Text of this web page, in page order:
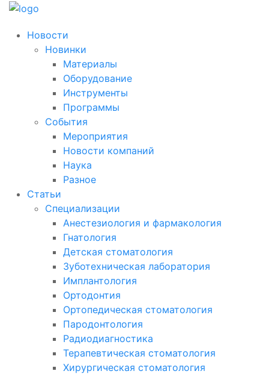
Новости
Новинки
Материалы
Оборудование
Инструменты
Программы
События
Мероприятия
Новости компаний
Наука
Разное
Статьи
Специализации
Анестезиология и фармакология
Гнатология
Детская стоматология
Зуботехническая лаборатория
Имплантология
Ортодонтия
Ортопедическая стоматология
Пародонтология
Радиодиагностика
Терапевтическая стоматология
Хирургическая стоматология